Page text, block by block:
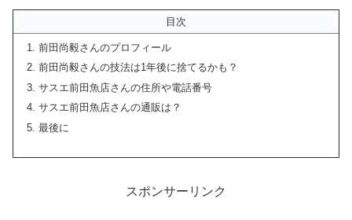
目次
前田尚毅さんのプロフィール
前田尚毅さんの技法は1年後に捨てるかも？
サスエ前田魚店さんの住所や電話番号
サスエ前田魚店さんの通販は？
最後に
スポンサーリンク